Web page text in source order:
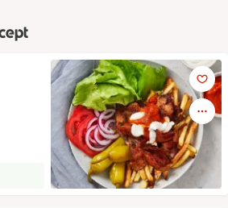
30 min att tillaga
Falukorvskebab